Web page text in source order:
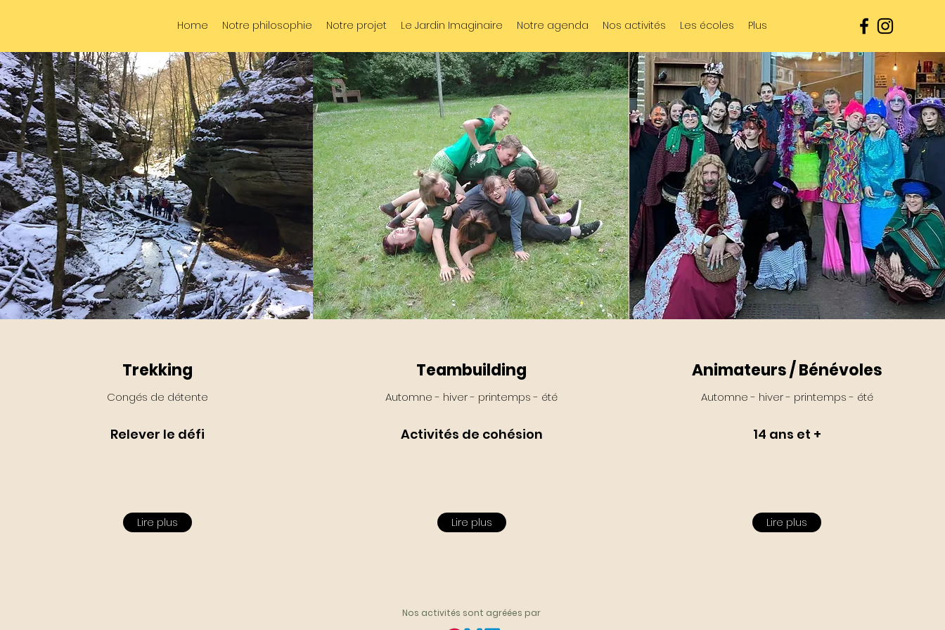
Home Notre philosophie Notre projet Le Jardin Imaginaire Notre agenda Nos activités Les écoles Plus
Trekking
Congés de détente
Relever le défi
Lire plus
Teambuilding
Automne - hiver - printemps - été
Activités de cohésion
Lire plus
Animateurs / Bénévoles
Automne - hiver - printemps - été
14 ans et +
Lire plus
Nos activités sont agréées par